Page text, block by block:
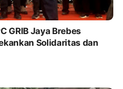
GRIB Jaya Brebes
Solidaritas dan